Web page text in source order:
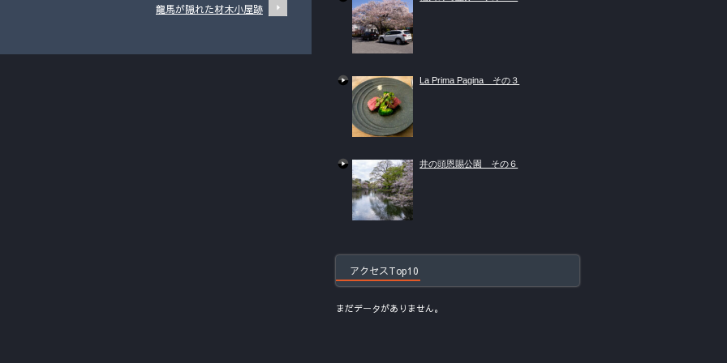
龍馬が隠れた材木小屋跡
La Prima Pagina その３
井の頭恩賜公園 その６
アクセスTop10
まだデータがありません。